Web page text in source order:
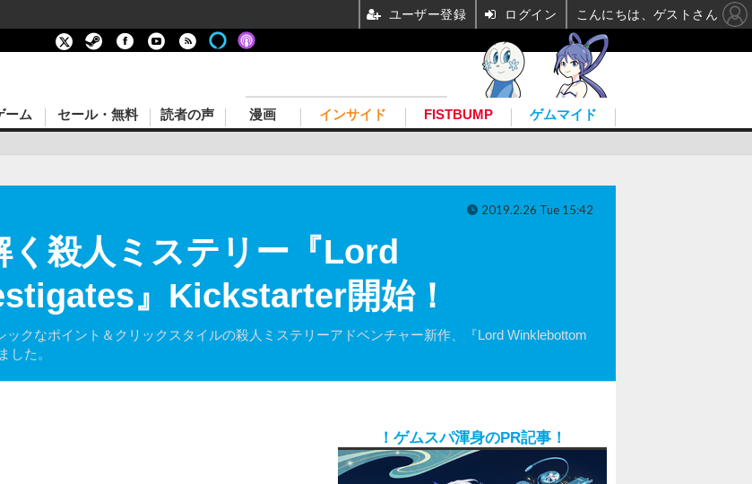
ーム セール・無料 読者の声 漫画 インサイド FISTBUMP ゲムマイド
殺人ミステリー『Lord
』Kickstarter開始！
クなポイント＆クリックスタイルの殺人ミステリーアドベンチャー新作、『Lord Winklebottom
した。
2019.2.26 Tue 15:42
！ゲムスパ渾身のPR記事！
ユーザー登録 ログイン こんにちは、ゲストさん